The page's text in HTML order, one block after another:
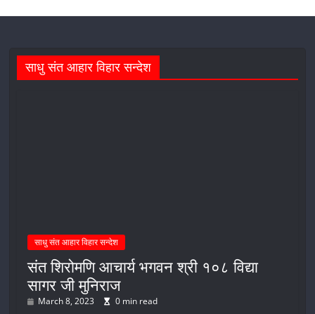
साधु संत आहार विहार सन्देश
साधु संत आहार विहार सन्देश
संत शिरोमणि आचार्य भगवन श्री १०८ विद्या
सागर जी मुनिराज
March 8, 2023 0 min read